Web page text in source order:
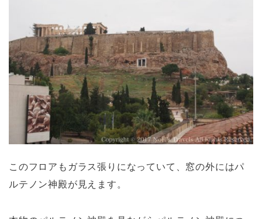
このフロアもガラス張りになっていて、窓の外にはパ
ルテノン神殿が見えます。